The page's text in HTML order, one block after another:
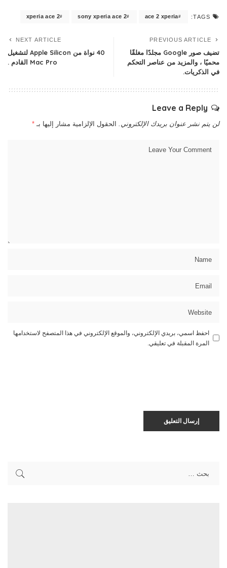
TAGS:
ace 2 xperia
sony xperia ace 2
xperia ace 2
PREVIOUS ARTICLE
تضيف صور Google مجلدًا مغلقًا
محميًا ، والمزيد من عناصر التحكم
في الذكريات.
NEXT ARTICLE
40 نواة من Apple Silicon لتشغيل
Mac Pro القادم .
Leave a Reply
لن يتم نشر عنوان بريدك الإلكتروني. الحقول الإلزامية مشار إليها بـ *
احفظ اسمي، بريدي الإلكتروني، والموقع الإلكتروني في هذا المتصفح لاستخدامها
المرة المقبلة في تعليقي.